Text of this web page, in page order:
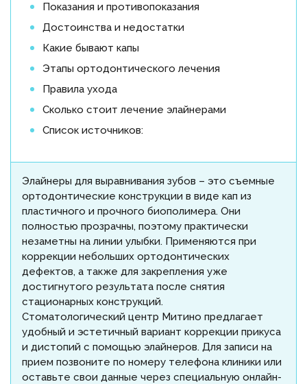
Показания и противопоказания
Достоинства и недостатки
Какие бывают капы
Этапы ортодонтического лечения
Правила ухода
Сколько стоит лечение элайнерами
Список источников:
Элайнеры для выравнивания зубов – это съемные
ортодонтические конструкции в виде кап из
пластичного и прочного биополимера. Они
полностью прозрачны, поэтому практически
незаметны на линии улыбки. Применяются при
коррекции небольших ортодонтических
дефектов, а также для закрепления уже
достигнутого результата после снятия
стационарных конструкций.
Стоматологический центр Митино предлагает
удобный и эстетичный вариант коррекции прикуса
и дистопий с помощью элайнеров. Для записи на
прием позвоните по номеру телефона клиники или
оставьте свои данные через специальную онлайн-